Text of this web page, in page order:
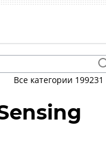
Все категории 199231